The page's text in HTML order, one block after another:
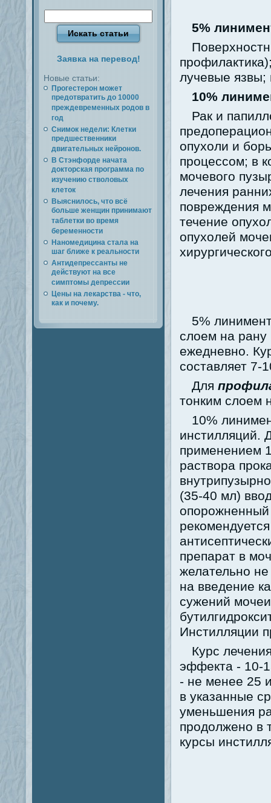
Заявка на перевод!
Новые статьи:
Прогестерон может
предотвратить до 10000
преждевременных родов в
год
Снимок недели: Клетки
предшественники
двигательных нейронов.
В Стэнфорде начата
докторская программа по
изучению стволовых
клеток
Выяснилось, что всё
больше женщин принимают
таблетки во время
беременности
Наномедицина стала на
шаг ближе к реальности
Антидепрессанты не
действуют на все
симптомы депрессии
Цены на лекарства - что,
как и почему.
5%
лучевые
10%
Рак и
опухоли и
процессом; в
мочевого
лечения
повреждения
течение
опухолей
5%
слоем на рану
ежедневно.
составляет 7-
Для
тонким слоем
10%
инстилляций.
применением
раствора
(35-40 мл)
препарат в
желательно
на введение
сужений
Инстилляции
Курс
эффекта - 10-
- не менее 25
в указанные
уменьшения
продолжено в
курсы